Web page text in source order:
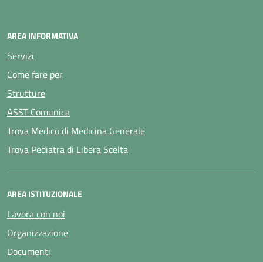
AREA INFORMATIVA
Servizi
Come fare per
Strutture
ASST Comunica
Trova Medico di Medicina Generale
Trova Pediatra di Libera Scelta
AREA ISTITUZIONALE
Lavora con noi
Organizzazione
Documenti